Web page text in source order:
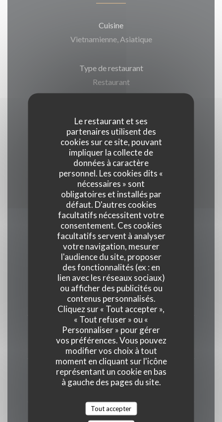
Le restaurant et ses
partenaires utilisent des
cookies sur ce site, pouvant
impliquer la collecte de
données à caractère
personnel. Les cookies dits «
nécessaires » sont
obligatoires et installés par
défaut. D'autres cookies
facultatifs nécessitent votre
consentement. Ces cookies
facultatifs servent à analyser
votre navigation, mesurer
l'audience du site, proposer
des fonctionnalités (ex : en
lien avec les réseaux sociaux)
ou afficher des publicités ou
contenus personnalisés.
Cliquez sur « Tout accepter »,
« Tout refuser » ou «
Personnaliser » pour gérer
vos préférences. Vous pouvez
modifier vos choix à tout
moment en cliquant sur l'icône
représentant un cookie en bas
à gauche des pages du site.
Tout accepter
Cuisine
Vietnamienne, Asiatique
Type de restaurant
Restaurant
Terrasse, Parking public à proximité, A emporter
Moyens de paiement
Ticket Restaurant, Visa, Eurocard/Mastercard,
Espèces, Carte Bleue
Horaires
Lundi
19h00 - 22h00
Mar-Jeu
12h00 - 14h00 • 19h00 - 22h00
Ven-Sam
12h00 - 15h00
• 19h00 - 23h00
Dimanche